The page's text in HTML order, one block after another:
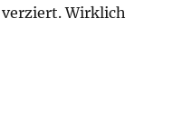
Wirklich